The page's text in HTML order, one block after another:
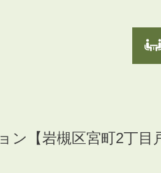
ン【岩槻区宮町2丁目